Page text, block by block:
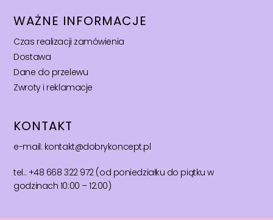
WAŻNE INFORMACJE
Czas realizacji zamówienia
Dostawa
Dane do przelewu
Zwroty i reklamacje
KONTAKT
e-mail: kontakt@dobrykoncept.pl
tel.: +48 668 322 972 (od poniedziałku do piątku w
godzinach 10:00 – 12:00)